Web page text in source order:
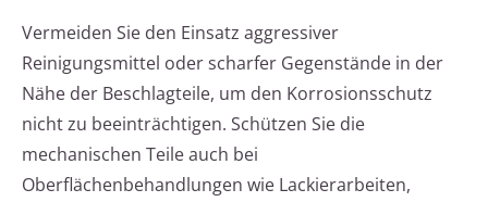
Vermeiden Sie den Einsatz aggressiver
Reinigungsmittel oder scharfer Gegenstände in der
Nähe der Beschlagteile, um den Korrosionsschutz
nicht zu beeinträchtigen. Schützen Sie die
mechanischen Teile auch bei
Oberflächenbehandlungen wie Lackierarbeiten,